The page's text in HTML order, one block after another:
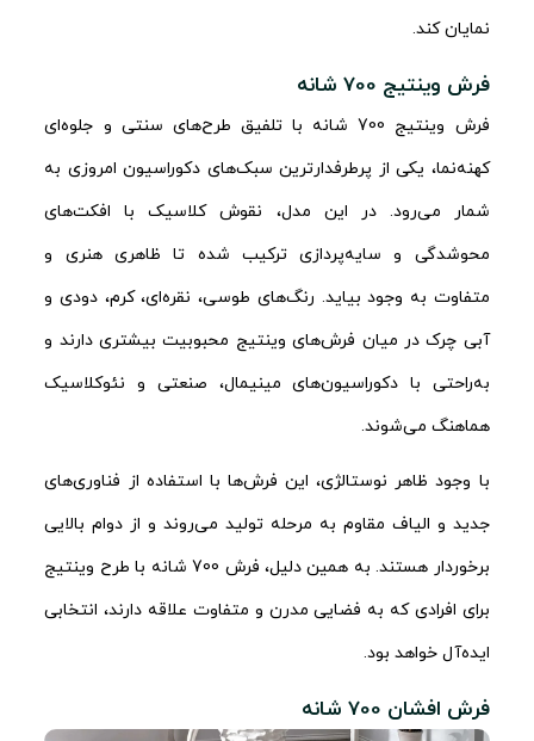
نمایان کند.
فرش وینتیج 700 شانه
فرش وینتیج 700 شانه با تلفیق طرح‌های سنتی و جلوه‌ای
کهنه‌نما، یکی از پرطرفدارترین سبک‌های دکوراسیون امروزی به
شمار می‌رود. در این مدل، نقوش کلاسیک با افکت‌های
محوشدگی و سایه‌پردازی ترکیب شده تا ظاهری هنری و
متفاوت به وجود بیاید. رنگ‌های طوسی، نقره‌ای، کرم، دودی و
آبی چرک در میان فرش‌های وینتیج محبوبیت بیشتری دارند و
به‌راحتی با دکوراسیون‌های مینیمال، صنعتی و نئوکلاسیک
هماهنگ می‌شوند.
با وجود ظاهر نوستالژی، این فرش‌ها با استفاده از فناوری‌های
جدید و الیاف مقاوم به مرحله تولید می‌روند و از دوام بالایی
برخوردار هستند. به همین دلیل، فرش 700 شانه با طرح وینتیج
برای افرادی که به فضایی مدرن و متفاوت علاقه دارند، انتخابی
ایده‌آل خواهد بود.
فرش افشان 700 شانه